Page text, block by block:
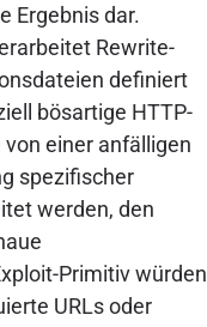
Ergebnis dar.
Rewrite-
definiert
bösartige HTTP-
einer anfälligen
spezifischer
werden, den
Primitiv würden
URLs oder